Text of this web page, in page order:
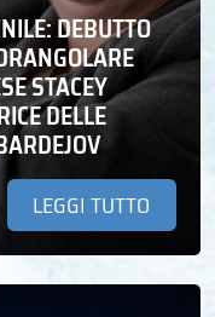
DEBUTTO
STACEY
DELLE
LEGGI TUTTO